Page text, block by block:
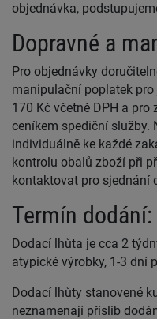
objednávka,
Dopravné a
Pro objednávky
manipulační poplatek
170 Kč včetně DPH a pro
ceníkem spediční služby.
individuálně ke každé
kontrolu obalů zboží při
kontaktovat pro sjednání
Termín dodání:
Dodací lhůta je cca 2
atypické výrobky, 1-3 dní
Dodací lhůty stanovené
neznamenají příslib